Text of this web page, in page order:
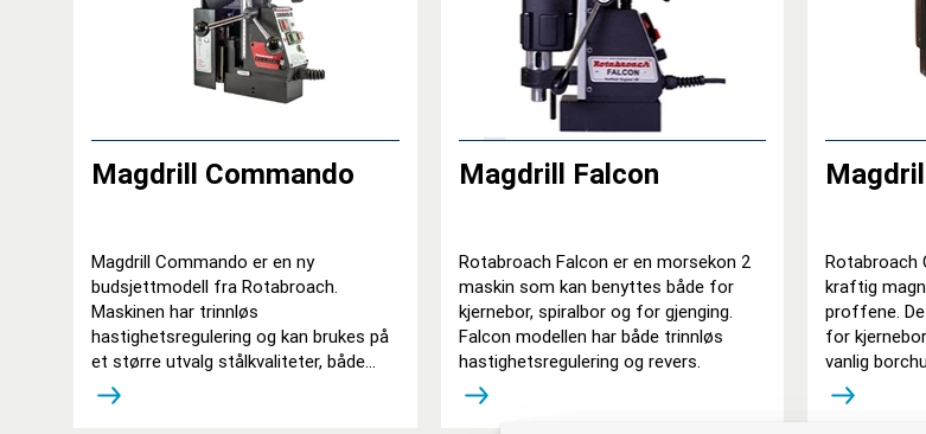
Magdrill Commando
Magdrill Commando er en ny
budsjettmodell fra Rotabroach.
Maskinen har trinnløs
hastighetsregulering og kan brukes på
et større utvalg stålkvaliteter, både...
Magdrill Falcon
Rotabroach Falcon er en morsekon 2
maskin som kan benyttes både for
kjernebor, spiralbor og for gjenging.
Falcon modellen har både trinnløs
hastighetsregulering og revers.
Rotabroach
kraftig
proffene.
for
vanlig